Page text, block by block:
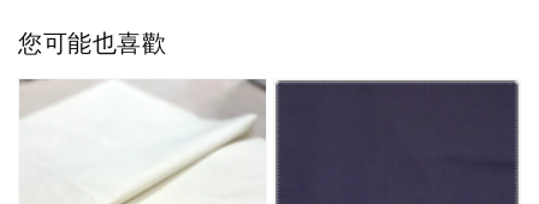
您可能也喜歡